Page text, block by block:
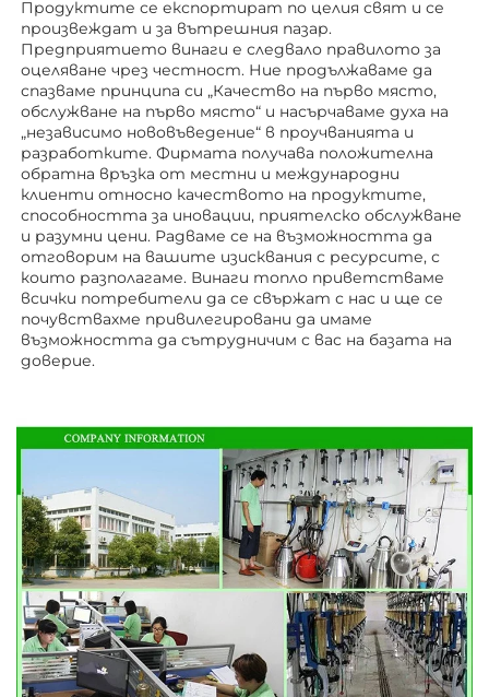
Продуктите се експортират по целия свят и се
произвеждат и за вътрешния пазар.
Предприятието винаги е следвало правилото за
оцеляване чрез честност. Ние продължаваме да
спазваме принципа си „Качество на първо място,
обслужване на първо място“ и насърчаваме духа на
„независимо нововъведение“ в проучванията и
разработките. Фирмата получава положителна
обратна връзка от местни и международни
клиенти относно качеството на продуктите,
способността за иновации, приятелско обслужване
и разумни цени. Радваме се на възможността да
отговорим на вашите изисквания с ресурсите, с
които разполагаме. Винаги топло приветстваме
всички потребители да се свържат с нас и ще се
почувствахме привилегировани да имаме
възможността да сътрудничим с вас на базата на
доверие.